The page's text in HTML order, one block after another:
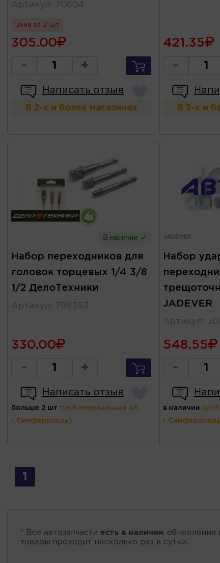
Артикул : 70604
цена за 2 шт
305.00
- +
Написать отзыв
В 2-х и более магазинах
421.35
-
В 3-х и
В наличии
Набор переходников для
головок торцевых 1/4 3/8
1/2 ДелоТехники
Артикул : 798393
330.00
- +
Написать отзыв
больше 2 шт (ул.Коммунальная 43,
г.Симферополь)
JADEVER
Набор
JADEVER
Артикул :
548.55
-
в наличии
1
* Все автозапчасти есть в наличии, обновление
товары проходит несколько раз в сутки.